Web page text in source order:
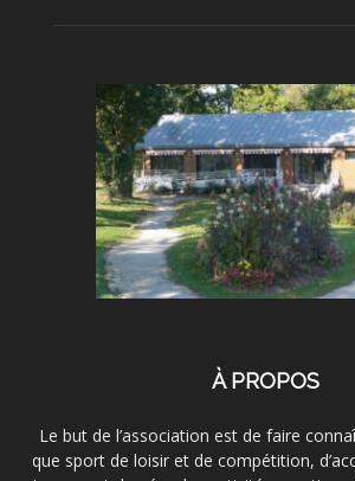
À PROPOS
Le but de l’association est de faire
que sport de loisir et de compétition,